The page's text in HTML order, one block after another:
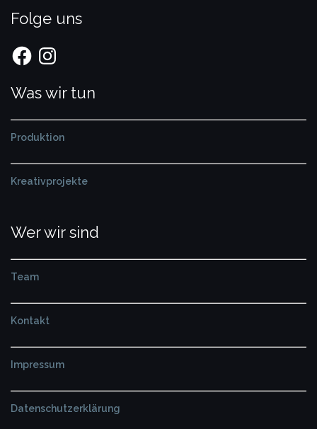
Folge uns
FacebookInstagram
Was wir tun
Produktion
Kreativprojekte
Wer wir sind
Team
Kontakt
Impressum
Datenschutzerklärung